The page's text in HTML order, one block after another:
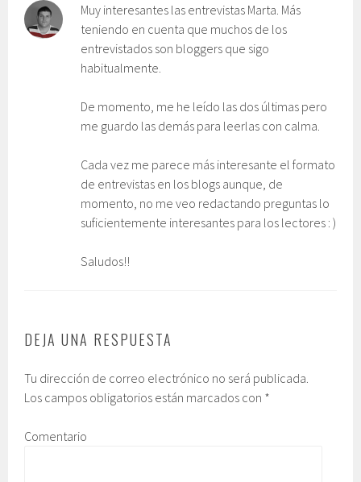
Muy interesantes las entrevistas Marta. Más
teniendo en cuenta que muchos de los
entrevistados son bloggers que sigo
habitualmente.
De momento, me he leído las dos últimas pero
me guardo las demás para leerlas con calma.
Cada vez me parece más interesante el formato
de entrevistas en los blogs aunque, de
momento, no me veo redactando preguntas lo
suficientemente interesantes para los lectores : )
Saludos!!
DEJA UNA RESPUESTA
Tu dirección de correo electrónico no será publicada.
Los campos obligatorios están marcados con *
Comentario